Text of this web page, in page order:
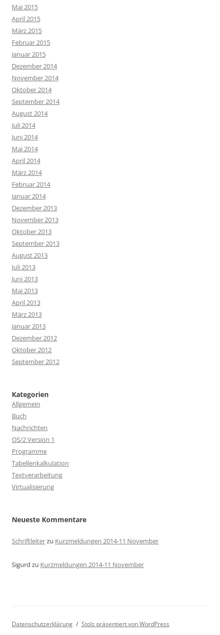
Mai 2015
April 2015
März 2015
Februar 2015
Januar 2015
Dezember 2014
November 2014
Oktober 2014
September 2014
August 2014
Juli 2014
Juni 2014
Mai 2014
April 2014
März 2014
Februar 2014
Januar 2014
Dezember 2013
November 2013
Oktober 2013
September 2013
August 2013
Juli 2013
Juni 2013
Mai 2013
April 2013
März 2013
Januar 2013
Dezember 2012
Oktober 2012
September 2012
Kategorien
Allgemein
Buch
Nachrichten
OS/2 Version 1
Programme
Tabellenkalkulation
Textverarbeitung
Virtualisierung
Neueste Kommentare
Schriftleiterzu Kurzmeldungen 2014-11 November
Sigurd zu Kurzmeldungen 2014-11 November
Datenschutzerklärung Stolz präsentiert von WordPress